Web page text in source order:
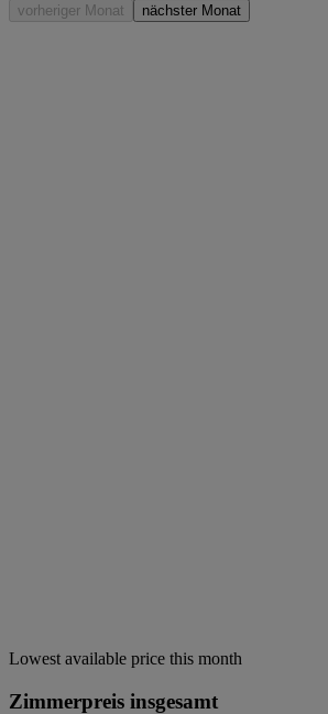
vorheriger Monat nächster Monat
Lowest available price this month
Zimmerpreis insgesamt